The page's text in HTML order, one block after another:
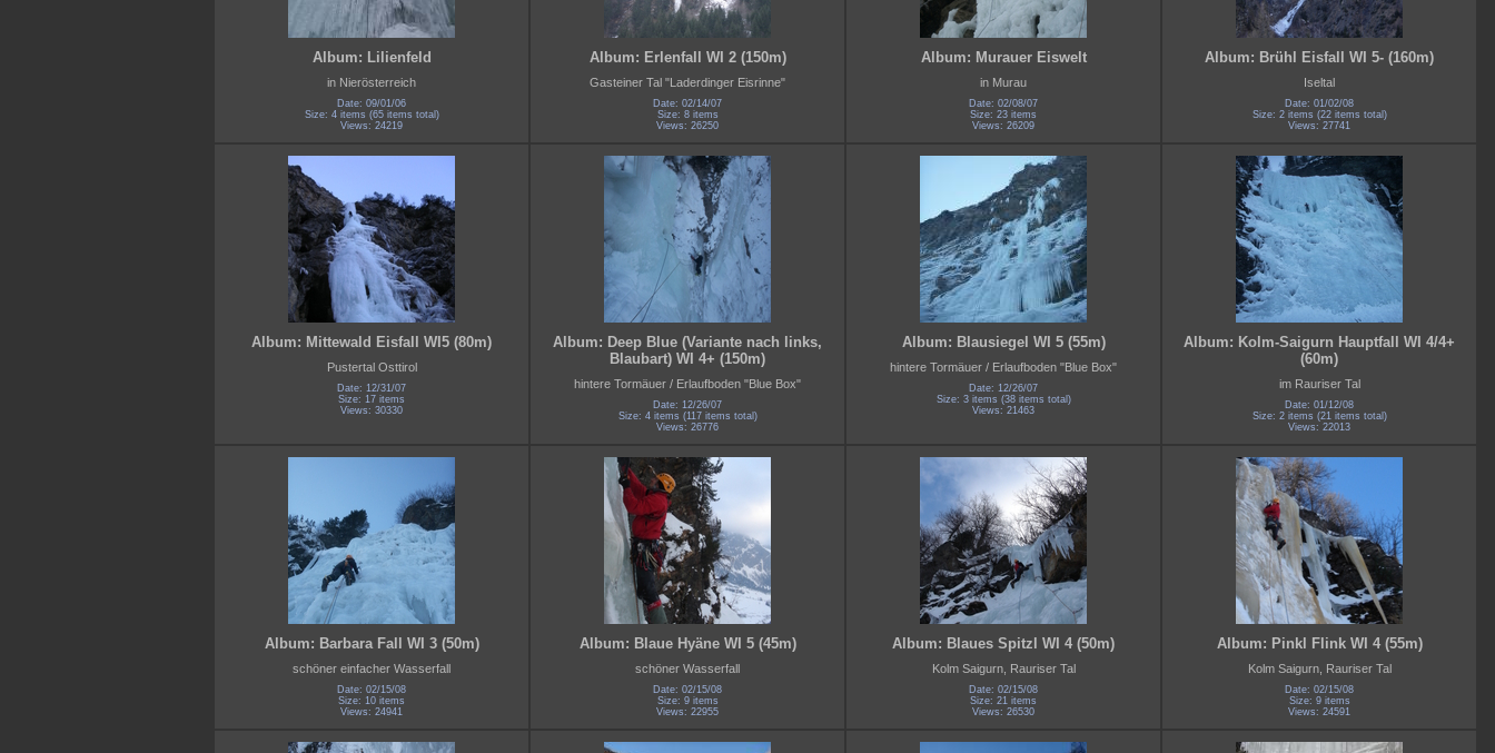
Album: Lilienfeld
in Nierösterreich
Date: 09/01/06
Size: 4 items (65 items total)
Views: 24219
Album: Erlenfall WI 2 (150m)
Gasteiner Tal "Laderdinger Eisrinne"
Date: 02/14/07
Size: 8 items
Views: 26250
Album: Murauer Eiswelt
in Murau
Date: 02/08/07
Size: 23 items
Views: 26209
Album: Brühl Eisfall WI 5- (160m)
Iseltal
Date: 01/02/08
Size: 2 items (22 items total)
Views: 27741
Album: Mittewald Eisfall WI5 (80m)
Pustertal Osttirol
Date: 12/31/07
Size: 17 items
Views: 30330
Album: Deep Blue (Variante nach links,
Blaubart) WI 4+ (150m)
hintere Tormäuer / Erlaufboden "Blue Box"
Date: 12/26/07
Size: 4 items (117 items total)
Views: 26776
Album: Blausiegel WI 5 (55m)
hintere Tormäuer / Erlaufboden "Blue Box"
Date: 12/26/07
Size: 3 items (38 items total)
Views: 21463
Album: Kolm-Saigurn Hauptfall WI 4/4+
(60m)
im Rauriser Tal
Date: 01/12/08
Size: 2 items (21 items total)
Views: 22013
Album: Barbara Fall WI 3 (50m)
schöner einfacher Wasserfall
Date: 02/15/08
Size: 10 items
Views: 24941
Album: Blaue Hyäne WI 5 (45m)
schöner Wasserfall
Date: 02/15/08
Size: 9 items
Views: 22955
Album: Blaues Spitzl WI 4 (50m)
Kolm Saigurn, Rauriser Tal
Date: 02/15/08
Size: 21 items
Views: 26530
Album: Pinkl Flink WI 4 (55m)
Kolm Saigurn, Rauriser Tal
Date: 02/15/08
Size: 9 items
Views: 24591